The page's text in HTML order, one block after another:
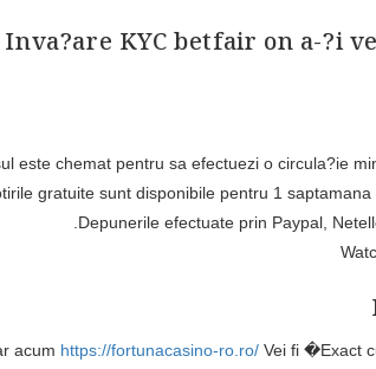
KYC betfair on a-?i
gratuite sunt disponibile pentru 1
Depunerile efectuate prin Paypal,
acum https://fortunacasino-ro.ro/ Vei fi �Exact